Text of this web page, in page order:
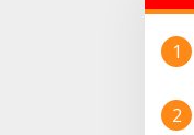
1
2